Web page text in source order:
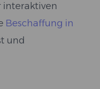
interaktiven
Beschaffung in
und